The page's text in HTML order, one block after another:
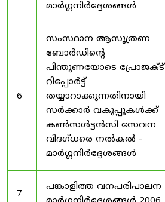
മാർഗ്ഗനിർദ്ദേശങ്ങൾ
6
സംസ്ഥാന ആസൂത്രണ
ബോർഡിൻ്റെ
പിന്തുണയോടെ പ്രോജക്ട്
റിപ്പോർട്ട്
തയ്യാറാക്കുന്നതിനായി
സർക്കാർ വകുപ്പുകൾക്ക്
കൺസൾട്ടൻസി സേവന
വിദഗ്ധരെ നൽകൽ -
മാർഗ്ഗനിർദ്ദേശങ്ങൾ
7
പങ്കാളിത്ത വനപരിപാലന